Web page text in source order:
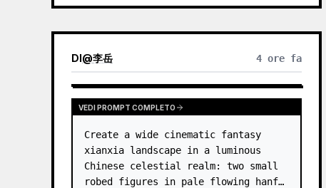
DI@李岳 4 ore fa
VEDI PROMPT COMPLETO
Create a wide cinematic fantasy
xianxia landscape in a luminous
Chinese celestial realm: two small
robed figures in pale flowing hanfu